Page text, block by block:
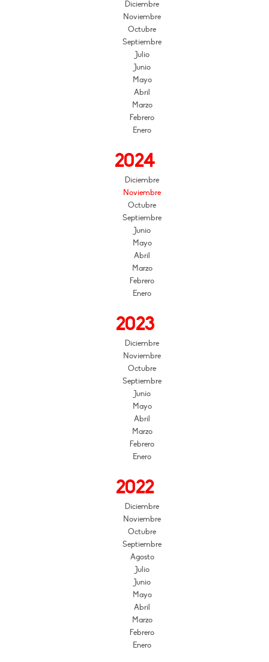
Diciembre
Noviembre
Octubre
Septiembre
Julio
Junio
Mayo
Abril
Marzo
Febrero
Enero
2024
Diciembre
Noviembre
Octubre
Septiembre
Junio
Mayo
Abril
Marzo
Febrero
Enero
2023
Diciembre
Noviembre
Octubre
Septiembre
Junio
Mayo
Abril
Marzo
Febrero
Enero
2022
Diciembre
Noviembre
Octubre
Septiembre
Agosto
Julio
Junio
Mayo
Abril
Marzo
Febrero
Enero